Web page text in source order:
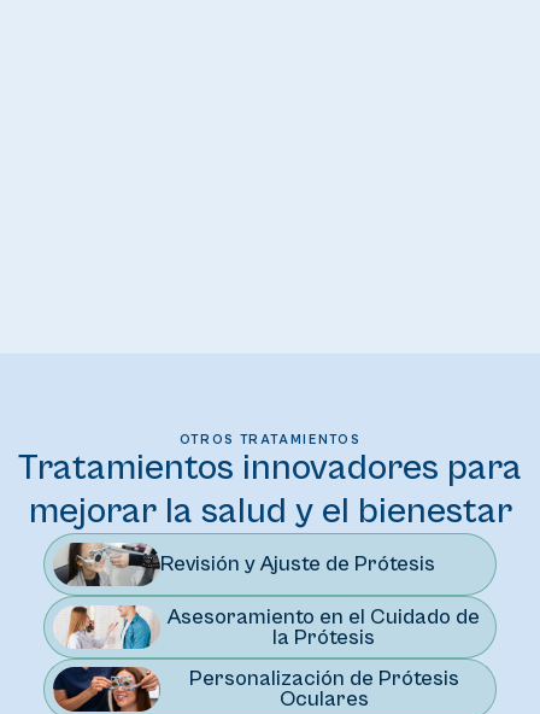
OTROS TRATAMIENTOS
Tratamientos innovadores para
mejorar la salud y el bienestar
Revisión y Ajuste de Prótesis
Asesoramiento en el Cuidado de
la Prótesis
Personalización de Prótesis
Oculares